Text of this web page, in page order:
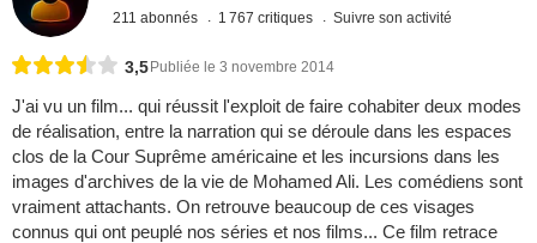
211 abonnés 1 767 critiques Suivre son activité
3,5Publiée le 3 novembre 2014
J'ai vu un film... qui réussit l'exploit de faire cohabiter deux modes
de réalisation, entre la narration qui se déroule dans les espaces
clos de la Cour Suprême américaine et les incursions dans les
images d'archives de la vie de Mohamed Ali. Les comédiens sont
vraiment attachants. On retrouve beaucoup de ces visages
connus qui ont peuplé nos séries et nos films... Ce film retrace